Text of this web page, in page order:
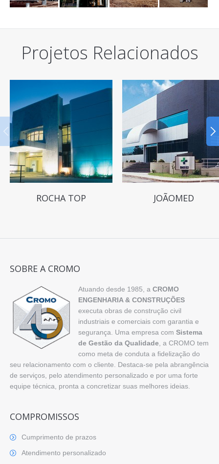
Projetos Relacionados
ROCHA TOP JOÃOMED
SOBRE A CROMO
Atuando desde 1985, a CROMO
ENGENHARIA & CONSTRUÇÕES
executa obras de construção civil
industriais e comerciais com garantia e
segurança. Uma empresa com Sistema
de Gestão da Qualidade , a CROMO tem
como meta de conduta a fidelização do
seu relacionamento com o cliente. Destaca-se pela abrangência
de serviços, pelo atendimento personalizado e por uma forte
equipe técnica, pronta a concretizar suas melhores ideias.
COMPROMISSOS
Cumprimento de prazos
Atendimento personalizado